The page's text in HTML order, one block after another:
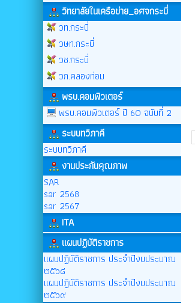
วิทยาลัยในเครือข่าย_อศจกระบี่
วท.กระบี่
วษท.กระบี่
วช.กระบี่
วก.คลองท่อม
พรบ.คอมพิวเตอร์
พรบ.คอมพิวเตอร์ ปี 60 ฉบับที่ 2
ระบบทวิภาคี
ระบบทวิภาคี
งานประกันคุณภาพ
SAR
sar 2568
sar 2567
ITA
แผนปฏิบัติราชการ
แผนปฏิบัติราชการ ประจำปีงบประมาณ
๒๕๖๘
แผนปฎิบัติราชการ ประจำปีงบประมาณ
๒๕๖๙